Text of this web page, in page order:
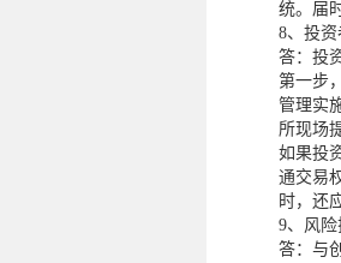
统。届
8、投
答：投
第一步
管理实
所现场
如果投
通交易
时，还
9、风
答：与